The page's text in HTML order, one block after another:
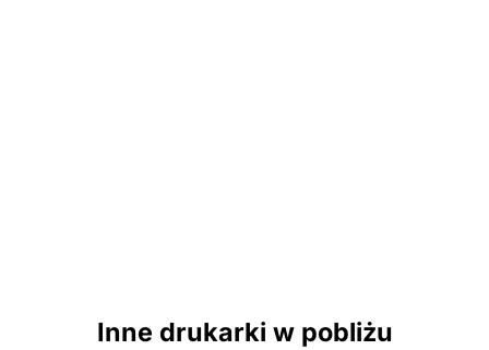
Inne drukarki w pobliżu